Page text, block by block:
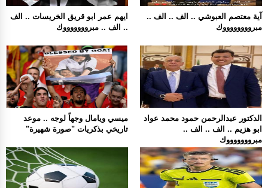
ايهم عمر ابو قريق الخريسات .. الف
.. الف .. مبروووووووك
آية معتصم العبوشي .. الف .. الف ..
مبرووووووووك
ميسي ويامال وجهاً لوجه .. موعد
تاريخي بذكريات "صورة شهيرة"
الدكتور عبدالرحمن حمود محمد عواد
ابو هزيم .. الف .. الف ..
مبروووووووك